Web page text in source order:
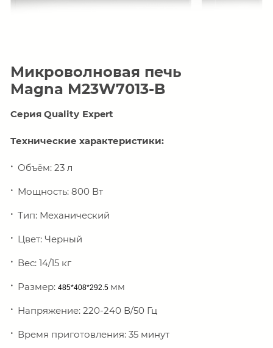
Микроволновая печь
Magna M23W7013-B
Серия Quality Expert
Технические характеристики:
Объём: 23 л
Мощность: 800 Вт
Тип: Механический
Цвет: Черный
Вес: 14/15 кг
Размер:485*408*292.5 мм
Напряжение: 220-240 В/50 Гц
Время приготовления: 35 минут